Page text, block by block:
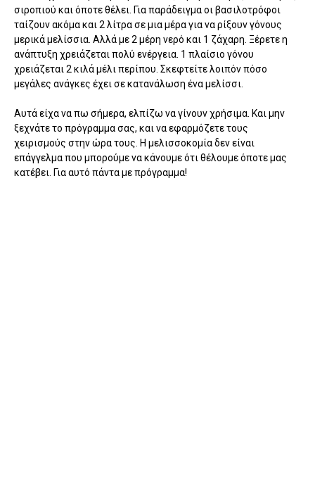
σιροπιού και όποτε θέλει. Για παράδειγμα οι βασιλοτρόφοι
ταίζουν ακόμα και 2 λίτρα σε μια μέρα για να ρίξουν γόνους
μερικά μελίσσια. Αλλά με 2 μέρη νερό και 1 ζάχαρη. Ξέρετε η
ανάπτυξη χρειάζεται πολύ ενέργεια. 1 πλαίσιο γόνου
χρειάζεται 2 κιλά μέλι περίπου. Σκεφτείτε λοιπόν πόσο
μεγάλες ανάγκες έχει σε κατανάλωση ένα μελίσσι.
Αυτά είχα να πω σήμερα, ελπίζω να γίνουν χρήσιμα. Και μην
ξεχνάτε το πρόγραμμα σας, και να εφαρμόζετε τους
χειρισμούς στην ώρα τους. Η μελισσοκομία δεν είναι
επάγγελμα που μπορούμε να κάνουμε ότι θέλουμε όποτε μας
κατέβει. Για αυτό πάντα με πρόγραμμα!